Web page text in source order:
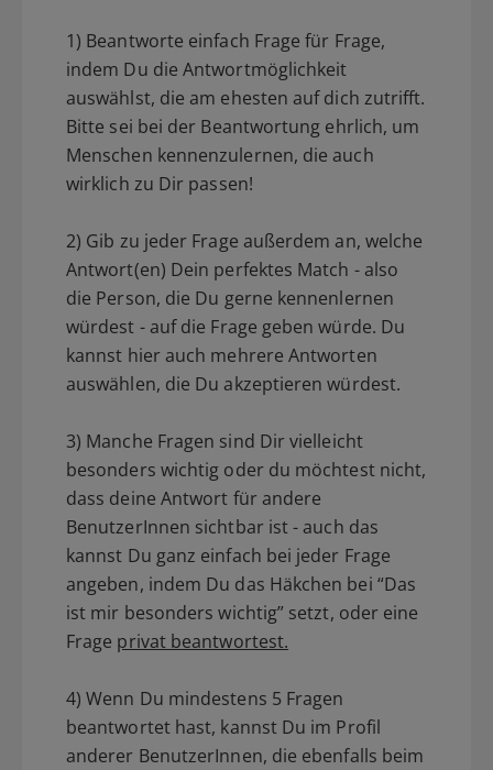
1) Beantworte einfach Frage für Frage,
indem Du die Antwortmöglichkeit
auswählst, die am ehesten auf dich zutrifft.
Bitte sei bei der Beantwortung ehrlich, um
Menschen kennenzulernen, die auch
wirklich zu Dir passen!
2) Gib zu jeder Frage außerdem an, welche
Antwort(en) Dein perfektes Match - also
die Person, die Du gerne kennenlernen
würdest - auf die Frage geben würde. Du
kannst hier auch mehrere Antworten
auswählen, die Du akzeptieren würdest.
3) Manche Fragen sind Dir vielleicht
besonders wichtig oder du möchtest nicht,
dass deine Antwort für andere
BenutzerInnen sichtbar ist - auch das
kannst Du ganz einfach bei jeder Frage
angeben, indem Du das Häkchen bei “Das
ist mir besonders wichtig” setzt, oder eine
Frage privat beantwortest.
4) Wenn Du mindestens 5 Fragen
beantwortet hast, kannst Du im Profil
anderer BenutzerInnen, die ebenfalls beim